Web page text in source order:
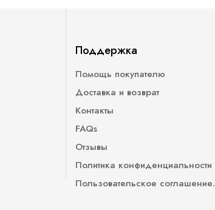
Поддержка
Помощь покупателю
Доставка и возврат
Контакты
FAQs
Отзывы
Политика конфиденциальности
Пользовательское соглашение.